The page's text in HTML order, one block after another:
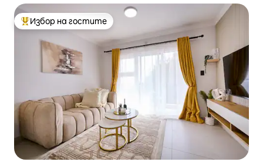
Най-популярен избор на гостите
Избор на гостите